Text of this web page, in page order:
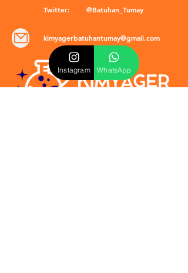
Twitter: @Batuhan_Tumay
kimyagerbatuhantumay@gmail.com
Instagram WhatsApp